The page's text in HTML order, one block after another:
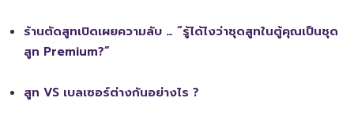
ร้านตัดสูทเปิดเผยความลับ … “รู้ได้ไงว่าชุดสูทในตู้คุณเป็นชุด
สูท Premium?”
สูท VS เบลเซอร์ต่างกันอย่างไร ?